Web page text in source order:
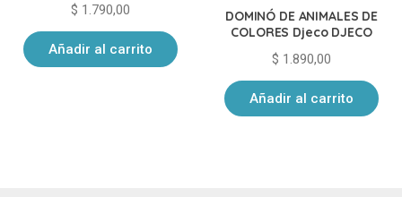
$ 1.790,00
Añadir al carrito
DOMINÓ DE ANIMALES DE
COLORES Djeco DJECO
$ 1.890,00
Añadir al carrito